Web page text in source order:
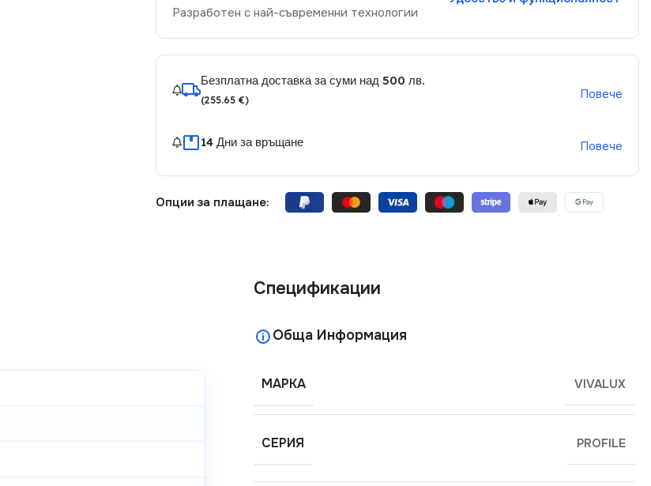
Разработен с най-съвременни технологии
Безплатна доставка за суми над 500 лв.
(255.65 €) Повече
14 Дни за връщане Повече
Опции за плащане:
Спецификации
Обща Информация
МАРКА VIVALUX
СЕРИЯ PROFILE